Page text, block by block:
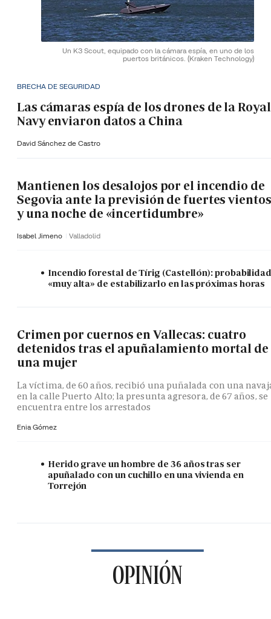
Un K3 Scout, equipado con la cámara espía, en uno de los
puertos británicos. (Kraken Technology)
BRECHA DE SEGURIDAD
Las cámaras espía de los drones de la Royal
Navy enviaron datos a China
David Sánchez de Castro
Mantienen los desalojos por el incendio de
Segovia ante la previsión de fuertes vientos
y una noche de «incertidumbre»
Isabel Jimeno Valladolid
Incendio forestal de Tírig (Castellón):
«muy alta» de estabilizarlo en las próximas horas
Crimen por cuernos en Vallecas: cuatro
detenidos tras el apuñalamiento mortal de
una mujer
La víctima, de 60 años, recibió una puñalada con una
en la calle Puerto Alto; la presunta agresora, de 67 años, se
encuentra entre los arrestados
Enia Gómez
Herido grave un hombre de 36 años tras ser
apuñalado con un cuchillo en una vivienda en
Torrejón
OPINIÓN